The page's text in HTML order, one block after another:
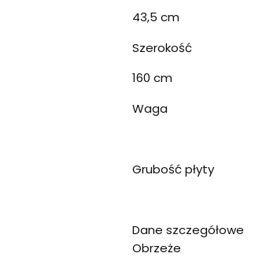
43,5 cm
Szerokość
160 cm
Waga
Grubość płyty
Dane szczegółowe
Obrzeże